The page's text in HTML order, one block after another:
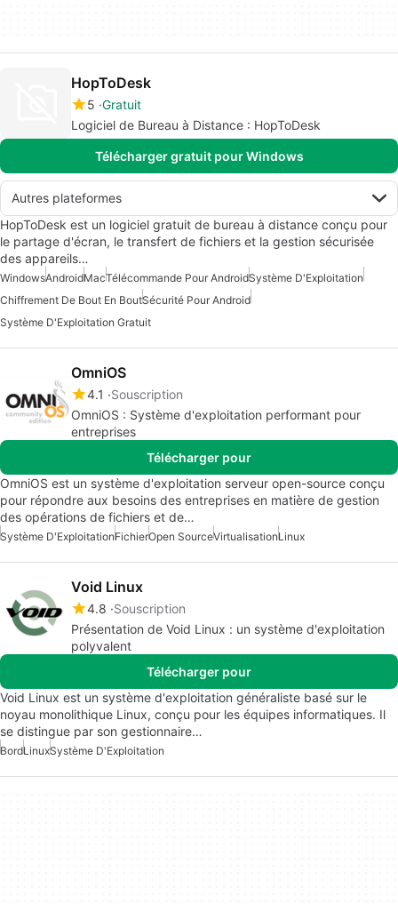
HopToDesk
5 Gratuit
Logiciel de Bureau à Distance : HopToDesk
Télécharger gratuit pour Windows
Autres plateformes
HopToDesk est un logiciel gratuit de bureau à distance conçu pour
le partage d'écran, le transfert de fichiers et la gestion sécurisée
des appareils…
WindowsAndroidMacTélécommande Pour AndroidSystème D'Exploitation
Chiffrement De Bout En BoutSécurité Pour Android
Système D'Exploitation Gratuit
OmniOS
4.1
Souscription
OmniOS : Système d'exploitation performant pour
entreprises
Télécharger pour
OmniOS est un système d'exploitation serveur open-source conçu
pour répondre aux besoins des entreprises en matière de gestion
des opérations de fichiers et de…
Système D'ExploitationFichierOpen SourceVirtualisationLinux
Void Linux
4.8 Souscription
Présentation de Void Linux : un système d'exploitation
polyvalent
Télécharger pour
Void Linux est un système d'exploitation généraliste basé sur le
noyau monolithique Linux, conçu pour les équipes informatiques. Il
se distingue par son gestionnaire…
BordLinuxSystème D'Exploitation